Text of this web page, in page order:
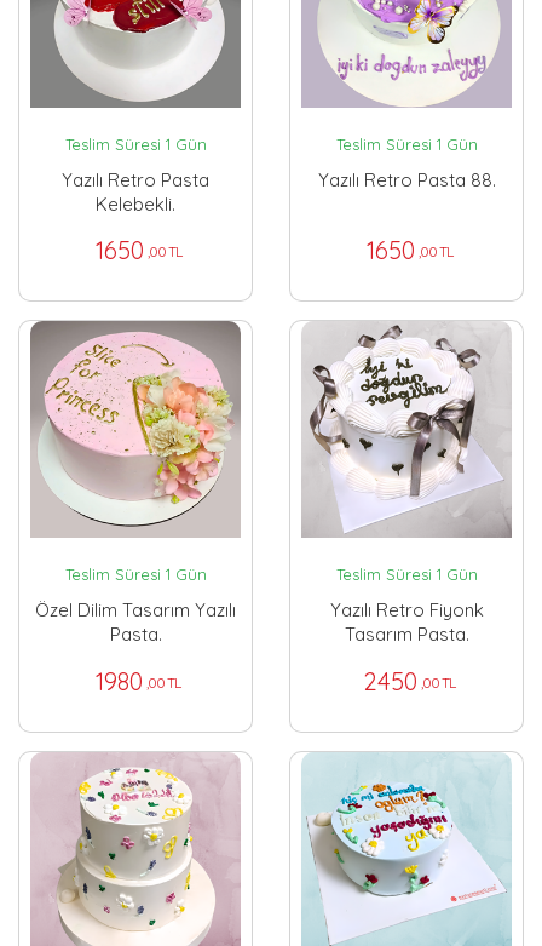
Teslim Süresi 1 Gün
Yazılı Retro Pasta
Kelebekli.
1650 ,00 TL
Teslim Süresi 1 Gün
Yazılı Retro Pasta 88.
1650 ,00 TL
Teslim Süresi 1 Gün
Özel Dilim Tasarım Yazılı
Pasta.
1980 ,00 TL
Teslim Süresi 1 Gün
Yazılı Retro Fiyonk
Tasarım Pasta.
2450 ,00 TL